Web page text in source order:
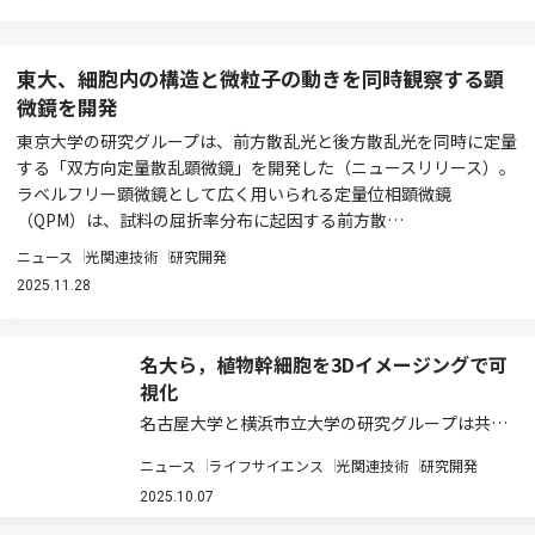
東大、細胞内の構造と微粒子の動きを同時観察する顕
微鏡を開発
東京大学の研究グループは、前方散乱光と後方散乱光を同時に定量
する「双方向定量散乱顕微鏡」を開発した（ニュースリリース）。
ラベルフリー顕微鏡として広く用いられる定量位相顕微鏡
（QPM）は、試料の屈折率分布に起因する前方散…
ニュース 光関連技術 研究開発
2025.11.28
名大ら，植物幹細胞を3Dイメージングで可
視化
名古屋大学と横浜市立大学の研究グループは共同
メリステム」を対象に，組織構造を維持したま
ま，1細胞解像度で3Dイメージングする免疫染色
ニュース ライフサイエンス 光関連技術 研究開発
2025.10.07